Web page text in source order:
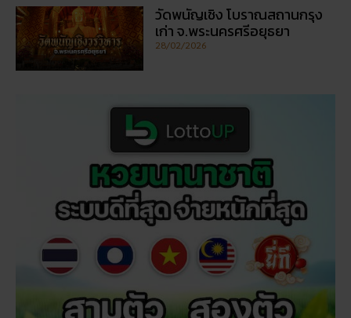
วัดพนัญเชิง โบราณสถานกรุง
เก่า จ.พระนครศรีอยุธยา
28/02/2026